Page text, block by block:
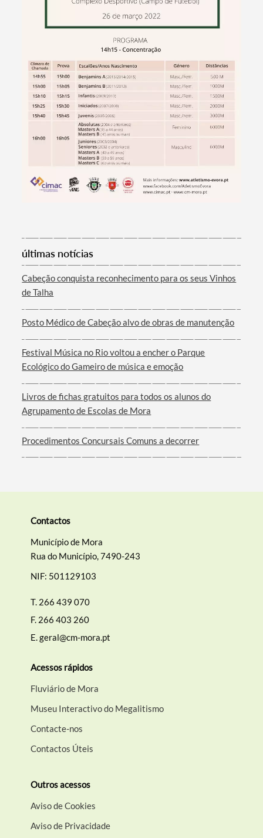
Termo de Pesquisa
Categorias gerais
últimas notícias
Cabeção conquista reconhecimento para os seus Vinhos
de Talha
Posto Médico de Cabeção alvo de obras de manutenção
Festival Música no Rio voltou a encher o Parque
Ecológico do Gameiro de música e emoção
Livros de fichas gratuitos para todos os alunos do
Agrupamento de Escolas de Mora
Procedimentos Concursais Comuns a decorrer
Contactos
Município de Mora
Rua do Município, 7490-243
NIF: 501129103
T. 266 439 070
F. 266 403 260
E.geral@cm-mora.pt
Acessos rápidos
Fluviário de Mora
Museu Interactivo do Megalitismo
Contacte-nos
Contactos Úteis
Outros acessos
Aviso de Cookies
Aviso de Privacidade